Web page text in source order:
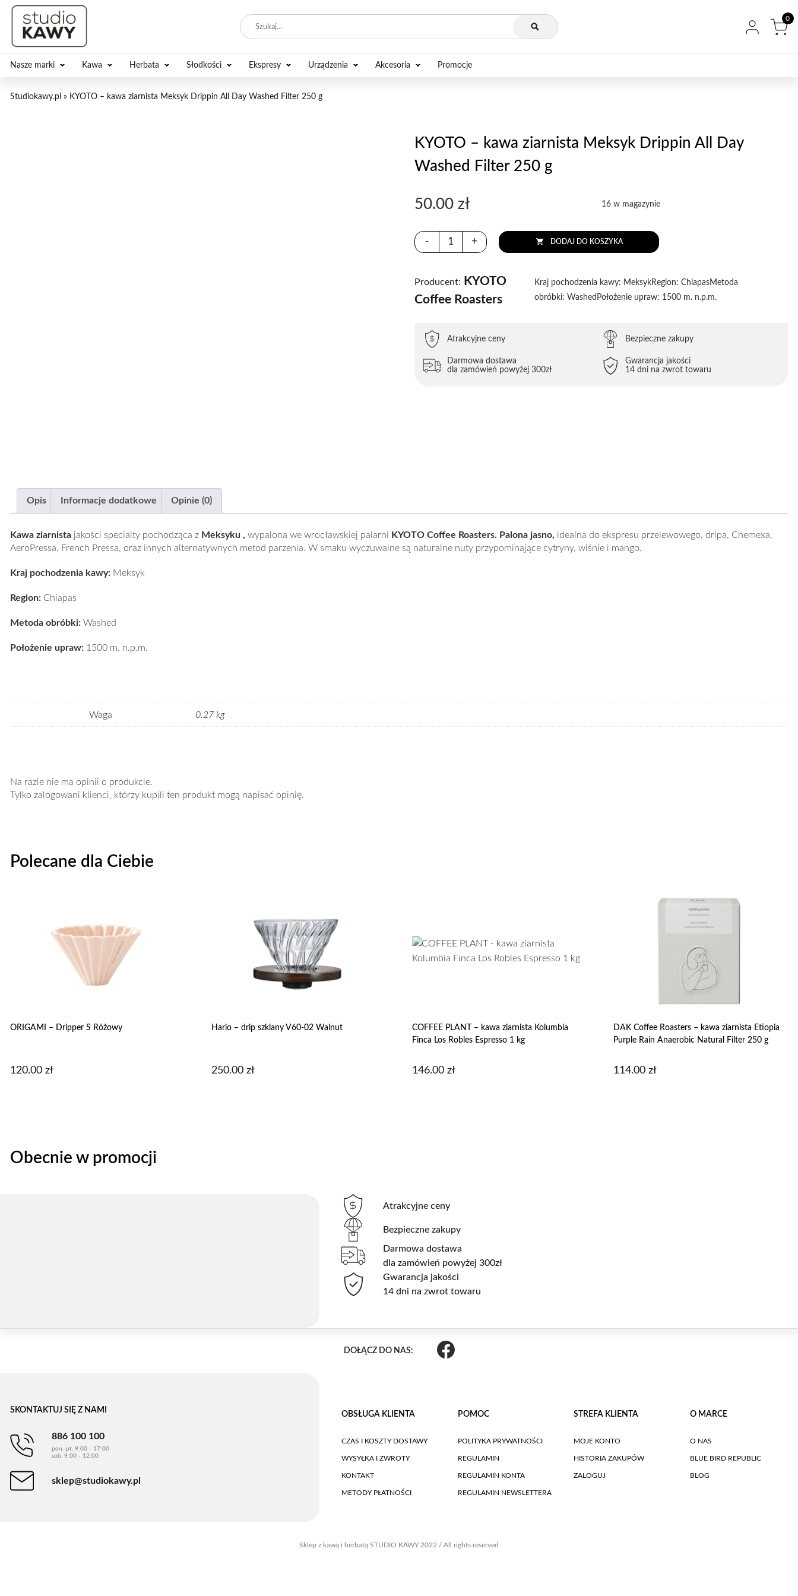
0
Nasze marki Kawa Herbata Słodkości Ekspresy Urządzenia Akcesoria Promocje
Studiokawy.pl » KYOTO – kawa ziarnista Meksyk Drippin All Day Washed Filter 250 g
KYOTO – kawa ziarnista Meksyk Drippin All Day
Washed Filter 250 g
50.00zł 16 w magazynie
- + DODAJ DO KOSZYKA
Producent:
KYOTO
Coffee Roasters
Kraj pochodzenia kawy: MeksykRegion: ChiapasMetoda
obróbki: WashedPołożenie upraw: 1500 m. n.p.m.
Atrakcyjne ceny Bezpieczne zakupy
Darmowa dostawa
dla zamówień powyżej 300zł
Gwarancja jakości
14 dni na zwrot towaru
Opis Informacje dodatkowe Opinie (0)
Kawa ziarnista jakości specialty pochodząca z Meksyku , wypalona we wrocławskiej palarni KYOTO Coffee Roasters. Palona jasno, idealna do ekspresu przelewowego, dripa, Chemexa,
AeroPressa, French Pressa, oraz innych alternatywnych metod parzenia. W smaku wyczuwalne są naturalne nuty przypominające cytryny, wiśnie i mango.
Kraj pochodzenia kawy: Meksyk
Region: Chiapas
Metoda obróbki: Washed
Położenie upraw: 1500 m. n.p.m.
Waga 0.27 kg
Na razie nie ma opinii o produkcie.
Tylko zalogowani klienci, którzy kupili ten produkt mogą napisać opinię.
Polecane dla Ciebie
ORIGAMI – Dripper S Różowy
120.00 zł
Hario – drip szklany V60-02 Walnut
250.00 zł
COFFEE PLANT – kawa ziarnista Kolumbia
Finca Los Robles Espresso 1 kg
146.00zł
DAK Coffee Roasters – kawa ziarnista Etiopia
Purple Rain Anaerobic Natural Filter 250 g
114.00 zł
Obecnie w promocji
Atrakcyjne ceny
Bezpieczne zakupy
Darmowa dostawa
dla zamówień powyżej 300zł
Gwarancja jakości
14 dni na zwrot towaru
DOŁĄCZ DO NAS:
SKONTAKTUJ SIĘ Z NAMI
886 100 100
pon.-pt. 9:00 - 17:00
sob. 9:00 - 12:00
sklep@studiokawy.pl
OBSŁUGA KLIENTA
CZAS I KOSZTY DOSTAWY
WYSYŁKA I ZWROTY
KONTAKT
METODY PŁATNOŚCI
POMOC
POLITYKA PRYWATNOŚCI
REGULAMIN
REGULAMIN KONTA
REGULAMIN NEWSLETTERA
STREFA KLIENTA
MOJE KONTO
HISTORIA ZAKUPÓW
ZALOGUJ
O MARCE
O NAS
BLUE BIRD REPUBLIC
BLOG
Sklep z kawą i herbatą STUDIO KAWY 2022 / All rights reserved